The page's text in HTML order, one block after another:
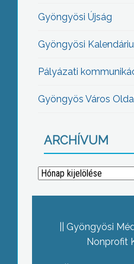
Gyöngyösi Újság
Gyöngyösi
Pályázati
Gyöngyös Város
ARCHÍVUM
Archívum
Gyöngyösi
Nonprofit